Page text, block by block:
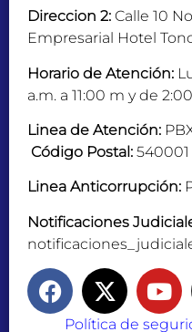
Direccion 2: Calle 10
Empresarial Hotel
Horario de Atención:
a.m. a 11:00 m y de
Linea de Atención:
Código Postal: 540001
Linea Anticorrupción:
Notificaciones
Política de